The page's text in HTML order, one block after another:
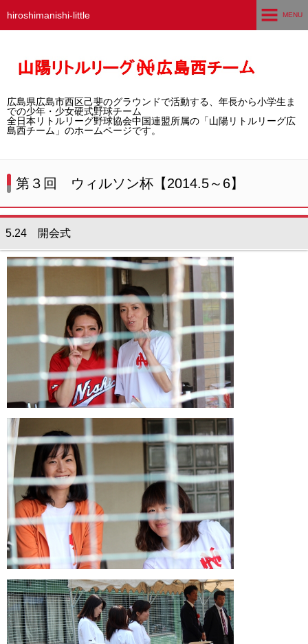
hiroshimanishi-little
広島県広島市西区己斐のグラウンドで活動する、年長から小学生ま
での少年・少女硬式野球チーム
全日本リトルリーグ野球協会中国連盟所属の「山陽リトルリーグ広
島西チーム」のホームページです。
MENU
広島西チームとは
選手募集／体験・見学
試合結果
想い出アルバム
卒団生の声
ガンバレ！広島西ブログ
「体験」「見学」お申し込み／その他お問合わせ
寄付のお願い
リトルリーグについて
第３回 ウィルソン杯【2014.5～6】
5.24 開会式